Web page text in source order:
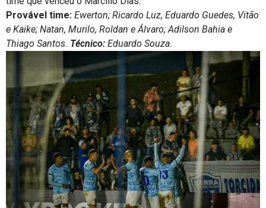
Provável time: Ewerton; Ricardo Luz, Eduardo Guedes, Vitão
e Kaike; Natan, Murilo, Roldan e Álvaro; Adilson Bahia e
Thiago Santos. Técnico: Eduardo Souza.